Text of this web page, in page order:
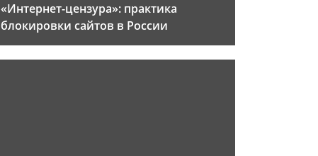
«Интернет-цензура»: практика
блокировки сайтов в России